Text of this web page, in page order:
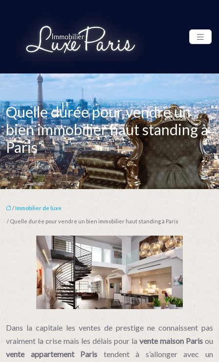
Quelle durée pour vendre un
bien immobilier haut standing à
Paris
/Immobilier de luxe
/ Quelle durée pour vendre un bien immobilier haut standing à Paris
Dans la capitale les ventes de prestige ne connaissent pas
vraiment la crise mais les délais pour la vente maison Paris ou
vente appartement Paris tendent à s’allonger avec un